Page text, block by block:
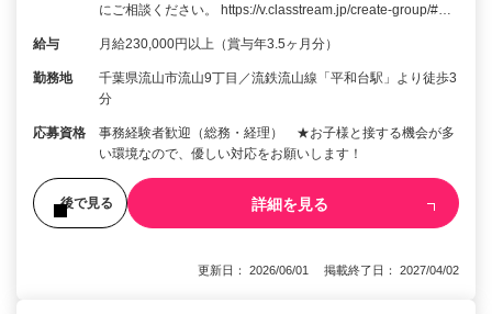
にご相談ください。 https://v.classtream.jp/create-group/#…
給与 月給230,000円以上（賞与年3.5ヶ月分）
勤務地
千葉県流山市流山9丁目／流鉄流山線「平和台駅」より徒歩3
分
応募資格
事務経験者歓迎（総務・経理） ★お子様と接する機会が多
い環境なので、優しい対応をお願いします！
後で見る 詳細を見る
更新日： 2026/06/01 掲載終了日： 2027/04/02